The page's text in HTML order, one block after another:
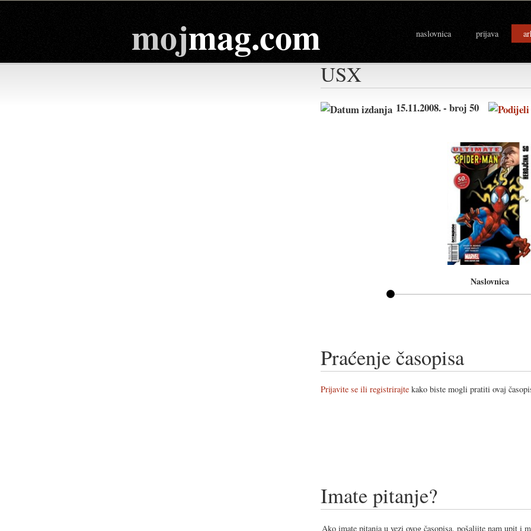
mojmag.com naslovnica prijava
USX
15.11.2008. - broj 50
Naslovnica
Praćenje časopisa
Prijavite se ili registrirajte kako biste mogli pratiti ovaj
Imate pitanje?
Ako imate pitanja u vezi ovog časopisa, pošaljite nam upit i